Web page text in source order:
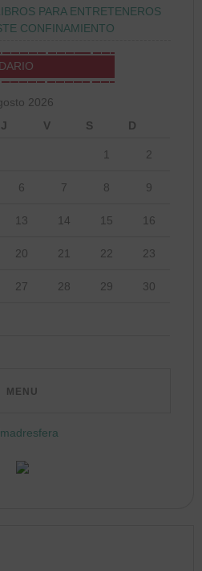
PARA ENTRETENEROS
CONFINAMIENTO
2026
J V S D
1 2
6 7 8 9
13 14 15 16
20 21 22 23
27 28 29 30